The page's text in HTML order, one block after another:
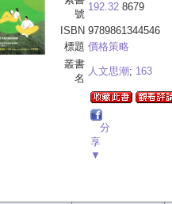
號
192.32 8679
ISBN 9789861344546
標題 價格策略
叢書
名
人文思潮; 163
分
享
▼